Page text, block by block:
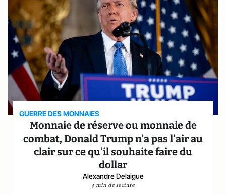
GUERRE DES MONNAIES
Monnaie de réserve ou monnaie de
combat, Donald Trump n’a pas l’air au
clair sur ce qu’il souhaite faire du
dollar
Alexandre Delaigue
5 min de lecture